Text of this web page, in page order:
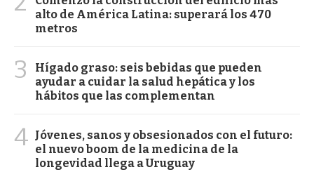
alto de América Latina: superará los 470
metros
3
Hígado graso: seis bebidas que pueden
ayudar a cuidar la salud hepática y los
hábitos que las complementan
4 Jóvenes, sanos y obsesionados con el futuro:
el nuevo boom de la medicina de la
longevidad llega a Uruguay